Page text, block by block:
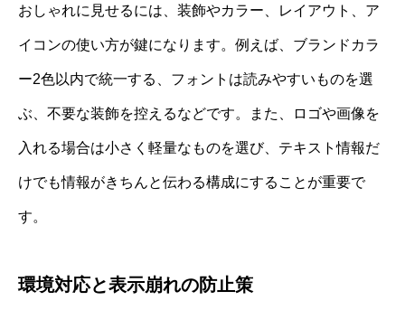
おしゃれに見せるには、装飾やカラー、レイアウト、ア
イコンの使い方が鍵になります。例えば、ブランドカラ
ー2色以内で統一する、フォントは読みやすいものを選
ぶ、不要な装飾を控えるなどです。また、ロゴや画像を
入れる場合は小さく軽量なものを選び、テキスト情報だ
けでも情報がきちんと伝わる構成にすることが重要で
す。
環境対応と表示崩れの防止策